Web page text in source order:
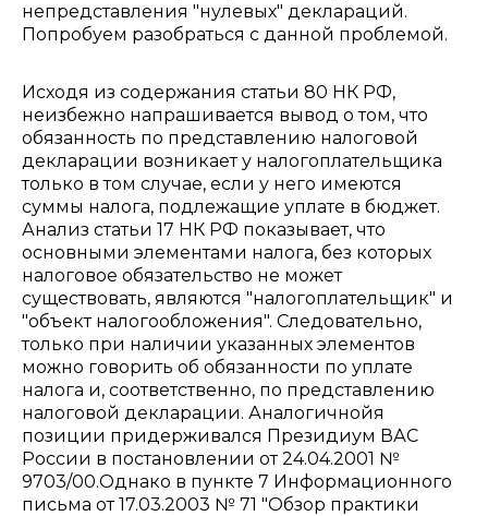
непредставления "нулевых" деклараций.
Попробуем разобраться с данной проблемой.
Исходя из содержания статьи 80 НК РФ,
неизбежно напрашивается вывод о том, что
обязанность по представлению налоговой
декларации возникает у налогоплательщика
только в том случае, если у него имеются
суммы налога, подлежащие уплате в бюджет.
Анализ статьи 17 НК РФ показывает, что
основными элементами налога, без которых
налоговое обязательство не может
существовать, являются "налогоплательщик" и
"объект налогообложения". Следовательно,
только при наличии указанных элементов
можно говорить об обязанности по уплате
налога и, соответственно, по представлению
налоговой декларации. Аналогичнойя
позиции придерживался Президиум ВАС
России в постановлении от 24.04.2001 №
9703/00.Однако в пункте 7 Информационного
письма от 17.03.2003 № 71 "Обзор практики